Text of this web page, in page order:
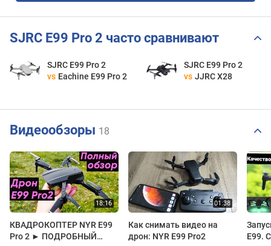
SJRC E99 Pro 2 часто сравнивают
SJRC E99 Pro 2
vs Eachine E99 Pro 2
SJRC E99 Pro 2
vs JJRC X28
Видеообзоры 18
КВАДРОКОПТЕР NYR E99
Pro 2 ► ПОДРОБНЫЙ
Как снимать видео на
дрон: NYR E99 Pro2
E99.